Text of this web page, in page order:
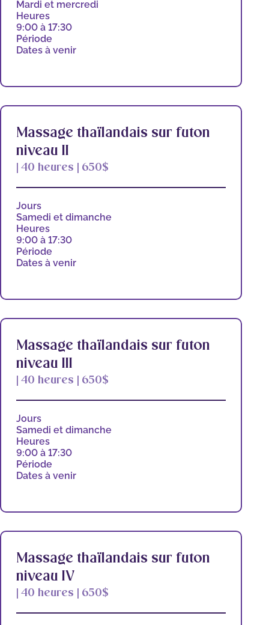
Mardi et mercredi
Heures
9:00 à 17:30
Période
Dates à venir
Massage thaïlandais sur futon
niveau II
| 40 heures | 650$
Jours
Samedi et dimanche
Heures
9:00 à 17:30
Période
Dates à venir
Massage thaïlandais sur futon
niveau III
| 40 heures | 650$
Jours
Samedi et dimanche
Heures
9:00 à 17:30
Période
Dates à venir
Massage thaïlandais sur futon
niveau IV
| 40 heures | 650$